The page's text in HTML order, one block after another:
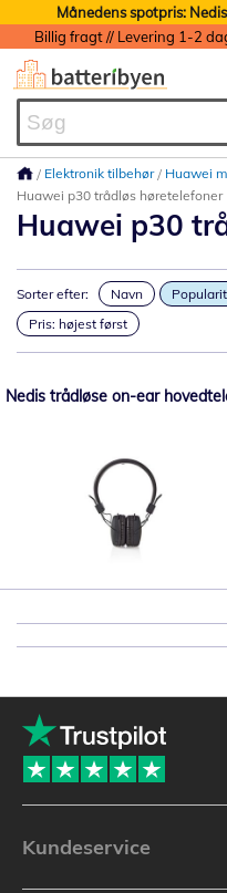
Månedens spotpris:
Elektronik tilbehør Huawei
Huawei p30 trådløs høretelefoner
Huawei p30
Sorter efter: Navn
Pris: højest først
Nedis trådløse on-ear
Kundeservice